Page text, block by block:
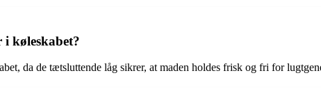
i køleskabet?
da de tætsluttende låg sikrer, at maden holdes frisk og fri for